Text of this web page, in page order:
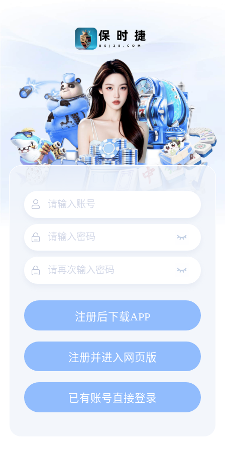
注册后下载APP
注册并进入网页版
已有账号直接登录